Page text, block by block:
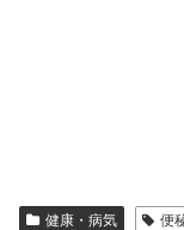
健康・病気 便